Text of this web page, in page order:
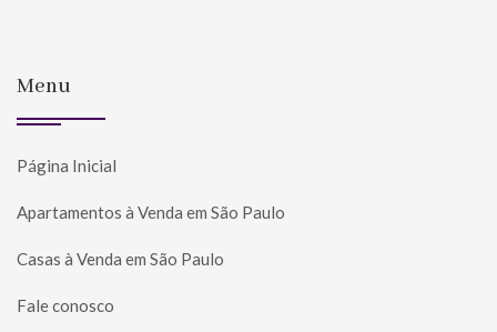
Menu
Página Inicial
Apartamentos à Venda em São Paulo
Casas à Venda em São Paulo
Fale conosco